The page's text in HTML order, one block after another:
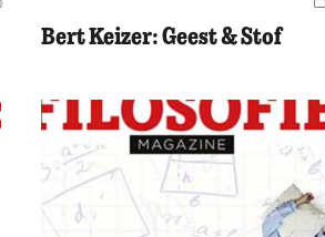
Bert Keizer: Geest & Stof